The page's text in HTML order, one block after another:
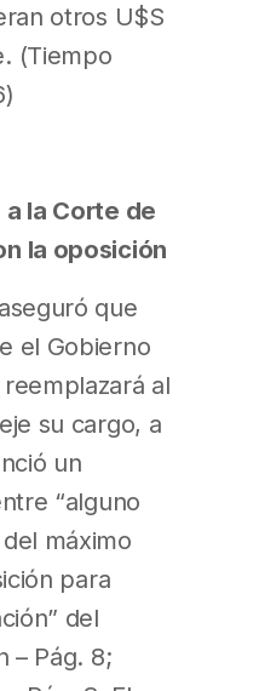
otros U$S
(Tiempo
la Corte de
la oposición
que
el Gobierno
al
su cargo, a
un
“alguno
máximo
para
del
– Pág. 8;